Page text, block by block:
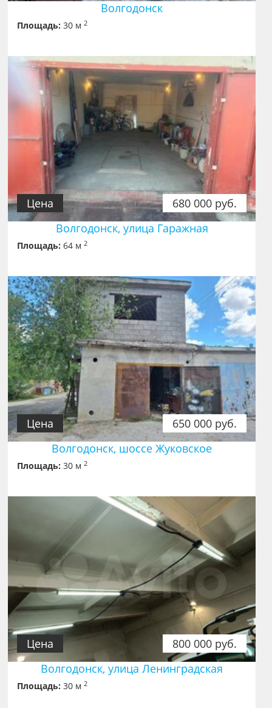
Волгодонск
Площадь: 30 м2
680 000 руб.
Цена
Волгодонск, улица Гаражная
Площадь: 64 м2
650 000 руб.
Цена
Волгодонск, шоссе Жуковское
Площадь: 30 м2
800 000 руб.
Цена
Волгодонск, улица Ленинградская
Площадь: 30 м2